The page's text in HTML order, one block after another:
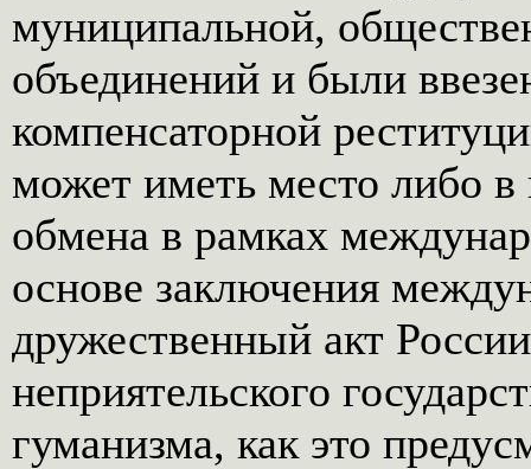
муниципальной,
объединений и были
компенсаторной
может иметь место либо в
обмена в рамках
основе заключения
дружественный акт
неприятельского
гуманизма, как это